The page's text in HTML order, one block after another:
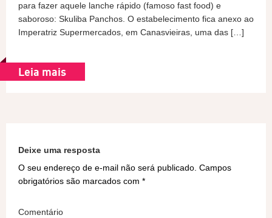
para fazer aquele lanche rápido (famoso fast food) e
saboroso: Skuliba Panchos. O estabelecimento fica anexo ao
Imperatriz Supermercados, em Canasvieiras, uma das […]
Leia mais
Deixe uma resposta
O seu endereço de e-mail não será publicado. Campos
obrigatórios são marcados com *
Comentário